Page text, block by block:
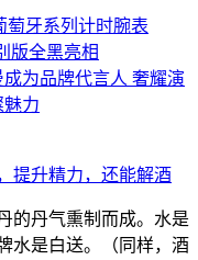
萄牙系列计时腕表
版全黑亮相
为品牌代言人 奢耀演
力
提升精力，还能解酒
的丹气熏制而成。水是
水是白送。（同样，酒